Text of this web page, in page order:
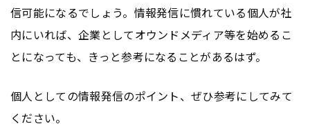
信可能になるでしょう。情報発信に慣れている個人が社
内にいれば、企業としてオウンドメディア等を始めるこ
とになっても、きっと参考になることがあるはず。
個人としての情報発信のポイント、ぜひ参考にしてみて
ください。